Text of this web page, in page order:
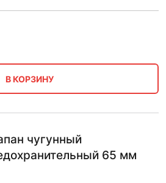
В КОРЗИНУ
чугунный
65 мм